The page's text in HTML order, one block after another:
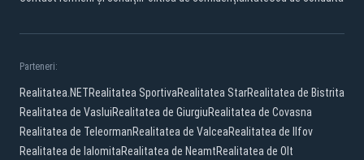
Parteneri:
Realitatea.NETRealitatea SportivaRealitatea StarRealitatea de Bistrita
Realitatea de VasluiRealitatea de GiurgiuRealitatea de Covasna
Realitatea de TeleormanRealitatea de ValceaRealitatea de Ilfov
Realitatea de IalomitaRealitatea de NeamtRealitatea de Olt